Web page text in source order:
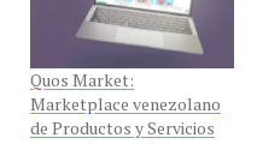
Quos Market:
Marketplace venezolano
de Productos y Servicios